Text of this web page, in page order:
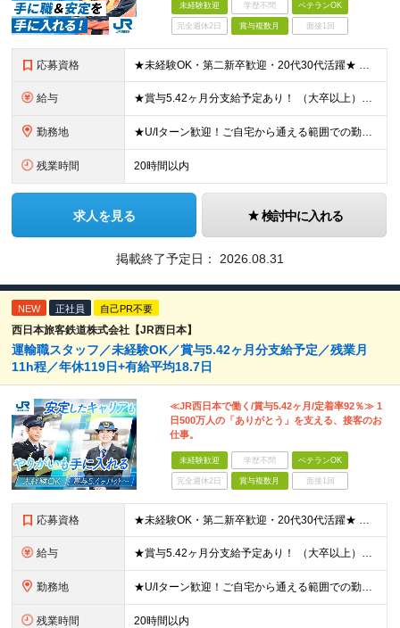
未経験歓迎 学歴不問 ベテランOK
完全週休2日 賞与複数月 面接1回
応募資格 ★未経験OK・第二新卒歓迎・20代30代活躍★ ☆高卒以上 ☆社会人経験（就労経験）がある方 業界・ポジション・年数は不問です！ 「誰もが知る大手企業で働きたい」 「1人より、チームで仕事がした
給与 ★賞与5.42ヶ月分支給予定あり！ （大卒以上）月給24万1,692円～39万5,780円＋各種手当＋賞与2回 （高卒以上）月給22万2,662円～39万5,780円＋各種手当＋賞与2回 ※上記は2
勤務地 ★U/Iターン歓迎！ご自宅から通える範囲での勤務となります ★JR西日本本社（大阪市北区）または、当社事業エリア内（北陸から北九州まで）の各支社で勤務 ※関西に本社あり※ 〈近畿エリア〉 三重県（
残業時間 20時間以内
求人を見る 検討中に入れる
掲載終了予定日： 2026.08.31
NEW 正社員 自己PR不要
西日本旅客鉄道株式会社【JR西日本】
運輸職スタッフ／未経験OK／賞与5.42ヶ月分支給予定／残業月
11h程／年休119日+有給平均18.7日
≪JR西日本で働く/賞与5.42ヶ月/定着率92％≫ 1
日500万人の「ありがとう」を支える、接客のお
仕事。
未経験歓迎 学歴不問 ベテランOK
完全週休2日 賞与複数月 面接1回
応募資格 ★未経験OK・第二新卒歓迎・20代30代活躍★ ☆高卒以上 ☆社会人経験（就労経験）がある方 業界・ポジション・年数は不問です！ 「誰もが知る大手企業で働きたい」 「1人より、チームで仕事がした
給与 ★賞与5.42ヶ月分支給予定あり！ （大卒以上）月給24万1,692円～39万5,780円＋各種手当＋賞与2回 （高卒以上）月給22万2,662円～39万5,780円＋各種手当＋賞与2回 ※上記は
勤務地 ★U/Iターン歓迎！ご自宅から通える範囲での勤務となります ★JR西日本本社（大阪市北区）または、当社事業エリア内（北陸から北九州まで）の各支社で勤務 ※関西に本社あり※ 〈近畿エリア〉 三重県（
残業時間 20時間以内